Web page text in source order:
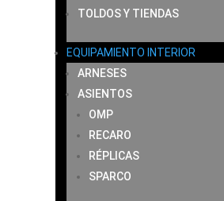
TOLDOS Y TIENDAS
EQUIPAMIENTO INTERIOR
ARNESES
ASIENTOS
OMP
RECARO
RÉPLICAS
SPARCO